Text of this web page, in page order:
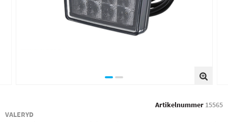
Artikelnummer 15565
VALERYD